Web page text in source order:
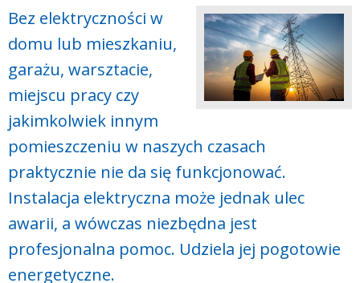
Bez elektryczności w
domu lub mieszkaniu,
garażu, warsztacie,
miejscu pracy czy
jakimkolwiek innym
pomieszczeniu w naszych czasach
praktycznie nie da się funkcjonować.
Instalacja elektryczna może jednak ulec
awarii, a wówczas niezbędna jest
profesjonalna pomoc. Udziela jej pogotowie
energetyczne.